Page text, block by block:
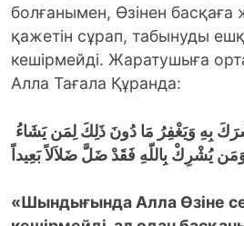
болғанымен, Өзінен
қажетін сұрап, табынуды
кешірмейді. Жаратушыға
Алла Тағала Құранда:
بِهِ وَيَغْفِرُ مَا دُونَ ذَلِكَ لِمَن يَشَاءُ
يُشْرِكْ بِاللّهِ فَقَدْ ضَلَّ ضَلاَلاً بَعِيداً
«Шындығында Алла Өзіне